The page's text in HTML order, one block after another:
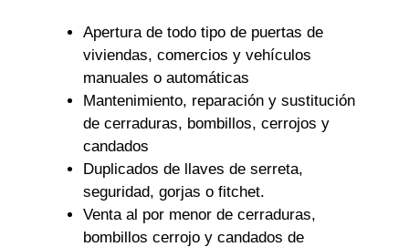
Apertura de todo tipo de puertas de
viviendas, comercios y vehículos
manuales o automáticas
Mantenimiento, reparación y sustitución
de cerraduras, bombillos, cerrojos y
candados
Duplicados de llaves de serreta,
seguridad, gorjas o fitchet.
Venta al por menor de cerraduras,
bombillos cerrojo y candados de